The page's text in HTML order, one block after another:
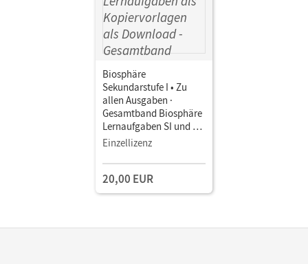
Biosphäre
Sekundarstufe I • Zu
allen Ausgaben ·
Gesamtband Biosphäre
Lernaufgaben SI und SII
• Lernaufgaben als
Download
Einzellizenz
20,00 EUR